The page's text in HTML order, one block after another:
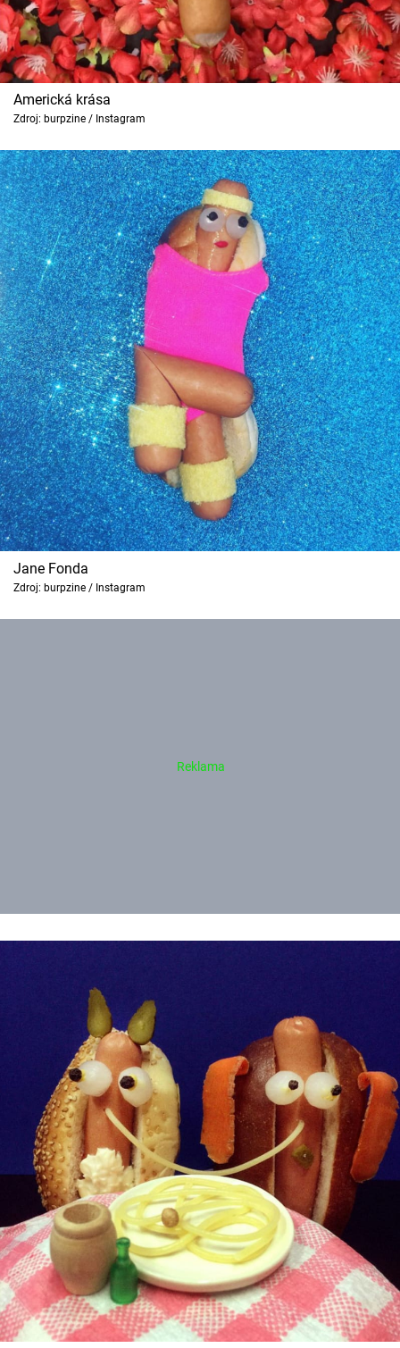
Americká krása
Zdroj: burpzine / Instagram
Jane Fonda
Zdroj: burpzine / Instagram